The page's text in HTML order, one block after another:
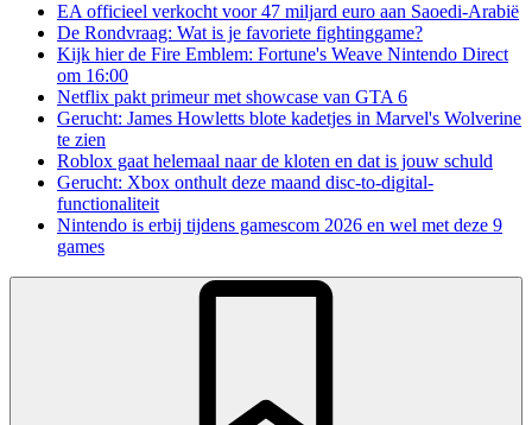
EA officieel verkocht voor 47 miljard euro aan Saoedi-Arabië
De Rondvraag: Wat is je favoriete fightinggame?
Kijk hier de Fire Emblem: Fortune's Weave Nintendo Direct
om 16:00
Netflix pakt primeur met showcase van GTA 6
Gerucht: James Howletts blote kadetjes in Marvel's Wolverine
te zien
Roblox gaat helemaal naar de kloten en dat is jouw schuld
Gerucht: Xbox onthult deze maand disc-to-digital-
functionaliteit
Nintendo is erbij tijdens gamescom 2026 en wel met deze 9
games